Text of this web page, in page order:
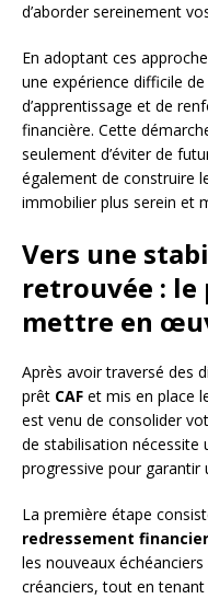
d’aborder sereinement
En adoptant ces
une expérience difficile
d’apprentissage et de
financière. Cette
seulement d’éviter de
également de construire
immobilier plus serein et
Vers une
retrouvée : le
mettre en
Après avoir traversé des
prêt CAF et mis en place
est venu de consolider
de stabilisation nécessite
progressive pour garantir
La première étape
redressement financier
les nouveaux
créanciers, tout en